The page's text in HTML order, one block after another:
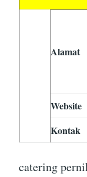
Alamat
Website
Kontak
catering